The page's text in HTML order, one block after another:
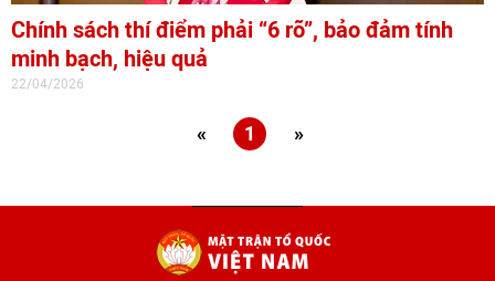
Chính sách thí điểm phải “6 rõ”, bảo đảm tính
minh bạch, hiệu quả
22/04/2026
« 1 »